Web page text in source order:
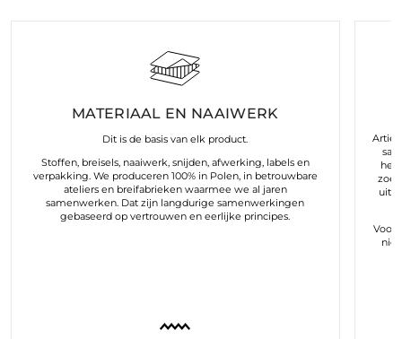
MATERIAAL EN NAAIWERK
Dit is de basis van elk product.
Stoffen, breisels, naaiwerk, snijden, afwerking, labels en
verpakking. We produceren 100% in Polen, in betrouwbare
ateliers en breifabrieken waarmee we al jaren
samenwerken. Dat zijn langdurige samenwerkingen
gebaseerd op vertrouwen en eerlijke principes.
uit
Voor